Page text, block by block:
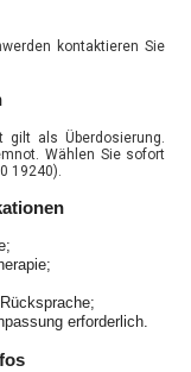
kontaktieren Sie
als Überdosierung.
Wählen Sie sofort
19240).
erforderlich.